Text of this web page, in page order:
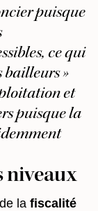
puisque
ce qui
bailleurs »
et
puisque la
niveaux
la fiscalité